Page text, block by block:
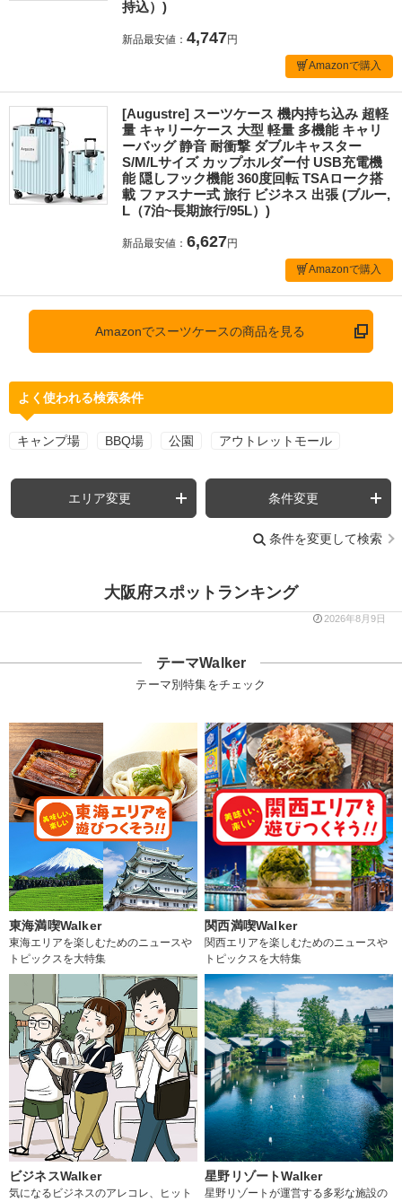
持込）)
新品最安値： 4,747円
Amazonで購入
[Augustre] スーツケース 機内持ち込み 超軽
量 キャリーケース 大型 軽量 多機能 キャリ
ーバッグ 静音 耐衝撃 ダブルキャスター
S/M/Lサイズ カップホルダー付 USB充電機
能 隠しフック機能 360度回転 TSAローク搭
載 ファスナー式 旅行 ビジネス 出張 (ブルー,
L（7泊~長期旅行/95L）)
新品最安値： 6,627円
Amazonで購入
Amazonでスーツケースの商品を見る
よく使われる検索条件
キャンプ場 BBQ場 公園 アウトレットモール
エリア変更 条件変更
条件を変更して検索
大阪府スポットランキング
2026年8月9日
テーマWalker
テーマ別特集をチェック
東海満喫Walker
東海エリアを楽しむためのニュースや
トピックスを大特集
関西満喫Walker
関西エリアを楽しむためのニュースや
トピックスを大特集
ビジネスWalker
気になるビジネスのアレコレ、ヒット
星野リゾートWalker
星野リゾートが運営する多彩な施設の